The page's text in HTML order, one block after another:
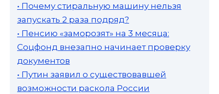
• Почему стиральную машину нельзя
запускать 2 раза подряд?
• Пенсию «заморозят» на 3 месяца:
Соцфонд внезапно начинает проверку
документов
• Путин заявил о существовавшей
возможности раскола России